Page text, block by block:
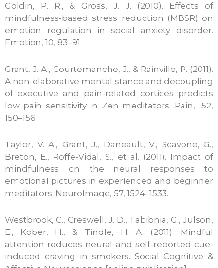
Goldin, P. R., & Gross, J. J. (2010). Effects of
mindfulness-based stress reduction (MBSR) on
emotion regulation in social anxiety disorder.
Emotion, 10, 83–91.
Grant, J. A., Courtemanche, J., & Rainville, P. (2011).
A non-elaborative mental stance and decoupling
of executive and pain-related cortices predicts
low pain sensitivity in Zen meditators. Pain, 152,
150–156.
Taylor, V. A., Grant, J., Daneault, V., Scavone, G.,
Breton, E., Roffe-Vidal, S., et al. (2011). Impact of
mindfulness on the neural responses to
emotional pictures in experienced and beginner
meditators. NeuroImage, 57, 1524–1533.
Westbrook, C., Creswell, J. D., Tabibnia, G., Julson,
E., Kober, H., & Tindle, H. A. (2011). Mindful
attention reduces neural and self-reported cue-
induced craving in smokers. Social Cognitive &